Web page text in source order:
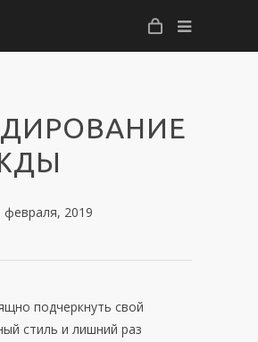
февраля, 2019
подчеркнуть свой
стиль и лишний раз